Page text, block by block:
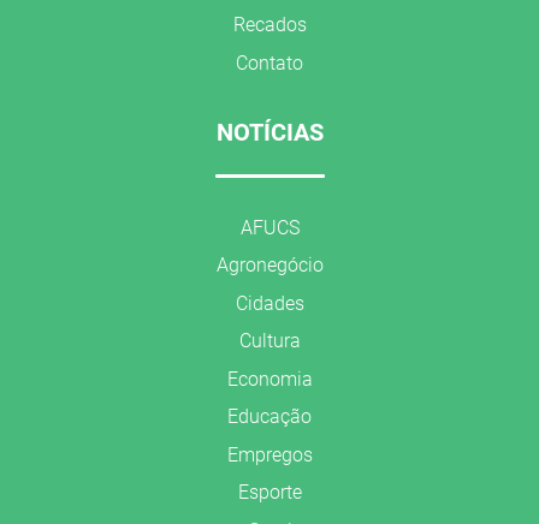
Recados
Contato
NOTÍCIAS
AFUCS
Agronegócio
Cidades
Cultura
Economia
Educação
Empregos
Esporte